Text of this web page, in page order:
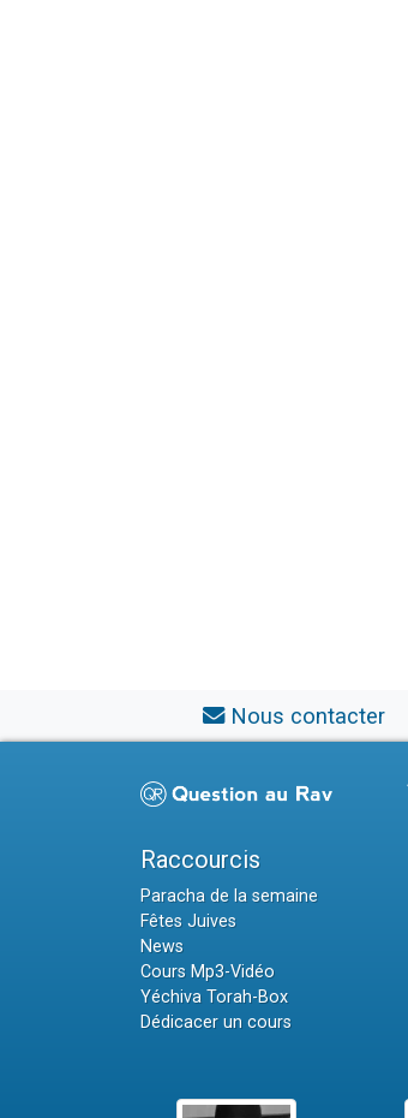
Nous contacter
Raccourcis
Paracha de la semaine
Fêtes Juives
News
Cours Mp3-Vidéo
Yéchiva Torah-Box
Dédicacer un cours